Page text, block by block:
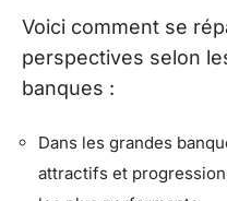
Voici comment se
perspectives selon
banques :
Dans les grandes
attractifs et